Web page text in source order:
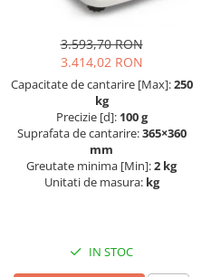
Masa microscop
Oculare microscop
Standuri Stereomicroscoape
Unitate contrast de faza
Unitate fluorescenta
Unitate polarizare
Standard calibrare
3.593,70 RON
3.414,02 RON
Capacitate de cantarire [Max]:250
kg
Precizie [d]: 100 g
Suprafata de cantarire:365×360
mm
Greutate minima [Min]:2 kg
Unitati de masura: kg
IN STOC